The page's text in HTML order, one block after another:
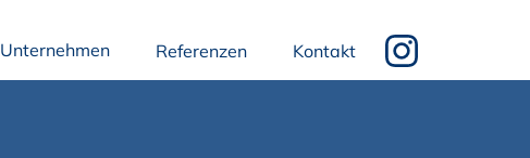
Unternehmen Referenzen Kontakt